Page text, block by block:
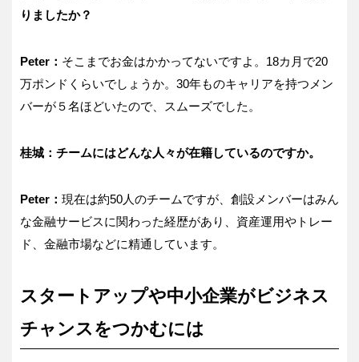
りましたか？
Peter： そこまでお金はかかってないですよ。18カ月で20
万ポンドくらいでしょうか。30年ものキャリアを持つメン
バーが５名ほどいたので、スムーズでした。
桂城：チームにはどんな人々が在籍しているのですか。
Peter： 現在は約50人のチームですが、創設メンバーはみん
な金融サービスに関わった経歴があり、資産運用やトレー
ド、金融市場などに精通しています。
スタートアップや中小企業がビジネス
チャンスをつかむには